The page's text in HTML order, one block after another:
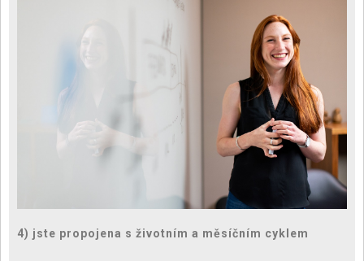
4) jste propojena s životním a měsíčním cyklem